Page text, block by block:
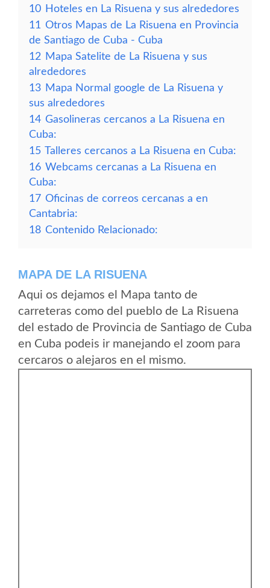
10 Hoteles en La Risuena y sus alrededores
11 Otros Mapas de La Risuena en Provincia
de Santiago de Cuba - Cuba
12 Mapa Satelite de La Risuena y sus
alrededores
13 Mapa Normal google de La Risuena y
sus alrededores
14 Gasolineras cercanos a La Risuena en
Cuba:
15 Talleres cercanos a La Risuena en Cuba:
16 Webcams cercanas a La Risuena en
Cuba:
17 Oficinas de correos cercanas a en
Cantabria:
18 Contenido Relacionado:
MAPA DE LA RISUENA
Aqui os dejamos el Mapa tanto de
carreteras como del pueblo de La Risuena
del estado de Provincia de Santiago de Cuba
en Cuba podeis ir manejando el zoom para
cercaros o alejaros en el mismo.